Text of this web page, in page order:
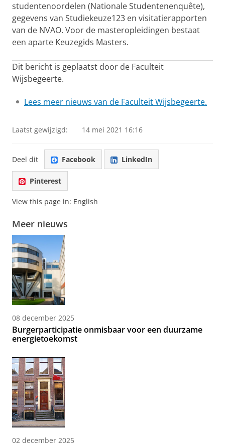
studentenoordelen (Nationale Studentenenquête),
gegevens van Studiekeuze123 en visitatierapporten
van de NVAO. Voor de masteropleidingen bestaat
een aparte Keuzegids Masters.
Dit bericht is geplaatst door de Faculteit
Wijsbegeerte.
Lees meer nieuws van de Faculteit Wijsbegeerte.
Laatst gewijzigd: 14 mei 2021 16:16
Deel dit Facebook LinkedIn
Pinterest
View this page in: English
Meer nieuws
08 december 2025
Burgerparticipatie onmisbaar voor een duurzame
energietoekomst
02 december 2025